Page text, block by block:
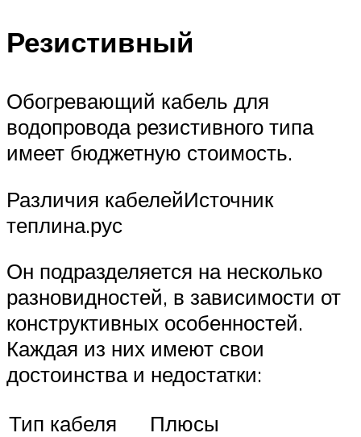
Резистивный
Обогревающий кабель для
водопровода резистивного типа
имеет бюджетную стоимость.
Различия кабелейИсточник
теплина.рус
Он подразделяется на несколько
разновидностей, в зависимости от
конструктивных особенностей.
Каждая из них имеют свои
достоинства и недостатки:
Тип кабеля
Плюсы